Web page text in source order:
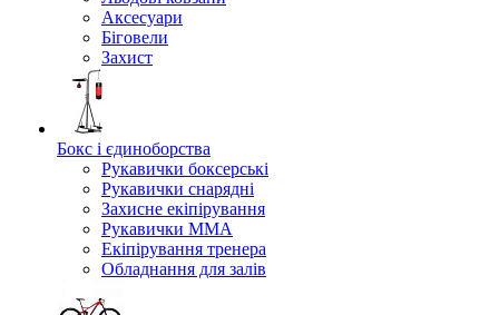
Аксесуари
Біговели
Захист
Бокс і єдиноборства
Рукавички боксерські
Рукавички снарядні
Захисне екіпірування
Рукавички ММА
Екіпірування тренера
Обладнання для залів